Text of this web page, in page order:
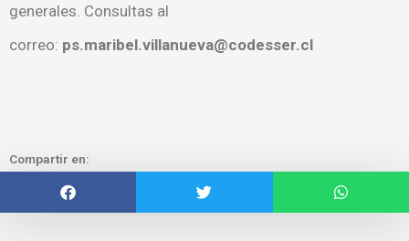
generales. Consultas al
correo: ps.maribel.villanueva@codesser.cl
Compartir en: